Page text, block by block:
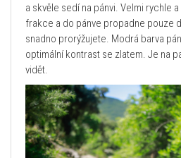
a skvěle sedí na pánvi. Velmi rychle
frakce a do pánve propadne pouze
snadno prorýžujete. Modrá barva
optimální kontrast se zlatem. Je na
vidět.